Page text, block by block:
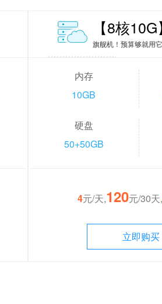
【8核
旗舰机！预算够就用
内存
10GB
硬盘
50+50GB
4元/天,120元/30天,
立即购买